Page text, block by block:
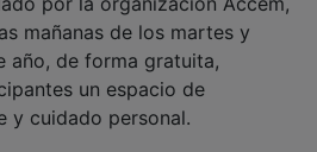
mañanas de los martes y
año, de forma gratuita,
un espacio de
y cuidado personal.